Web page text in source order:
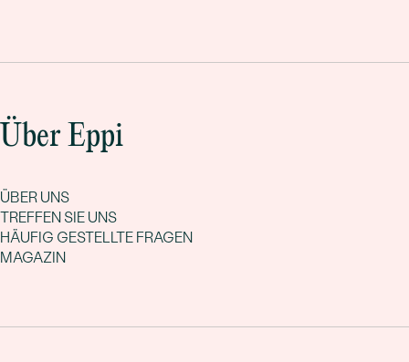
Über Eppi
ÜBER UNS
TREFFEN SIE UNS
HÄUFIG GESTELLTE FRAGEN
MAGAZIN